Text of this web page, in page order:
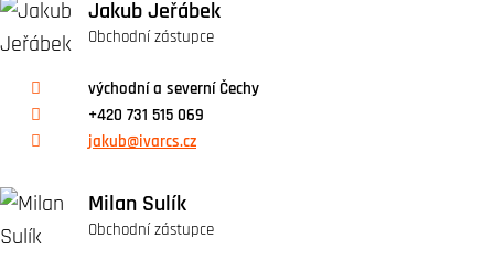
Jakub Jeřábek
Obchodní zástupce
východní a severní Čechy
+420 731 515 069
jakub@ivarcs.cz
Milan Sulík
Obchodní zástupce